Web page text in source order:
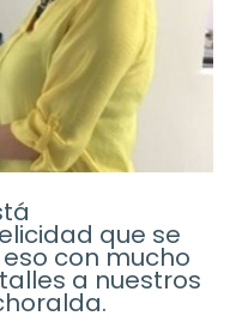
que se
con mucho
a nuestros